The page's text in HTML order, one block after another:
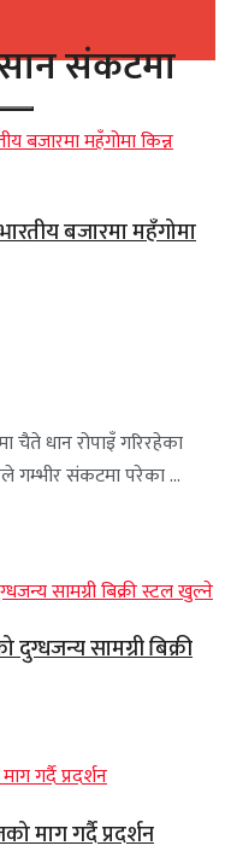
संकटमा
बजारमा महँगोमा
चैते धान रोपाइँ गरिरहेका
गम्भीर संकटमा परेका ...
दुग्धजन्य सामग्री बिक्री
माग गर्दै प्रदर्शन